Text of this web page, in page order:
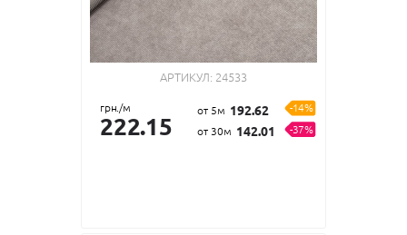
АРТИКУЛ: 24533
грн./м
222.15
от 5м 192.62
-14%
от 30м 142.01 -37%